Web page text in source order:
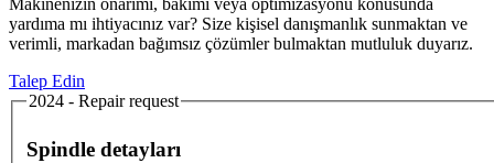
yardıma mı ihtiyacınız var? Size kişisel danışmanlık sunmaktan ve
verimli, markadan bağımsız çözümler bulmaktan mutluluk duyarız.
Talep Edin
2024 - Repair request
Spindle detayları